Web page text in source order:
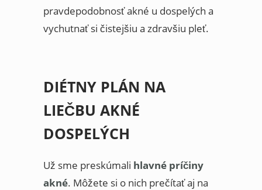
pravdepodobnosť akné u dospelých a
vychutnať si čistejšiu a zdravšiu pleť.
DIÉTNY PLÁN NA
LIEČBU AKNÉ
DOSPELÝCH
Už sme preskúmali hlavné príčiny
akné. Môžete si o nich prečítať aj na